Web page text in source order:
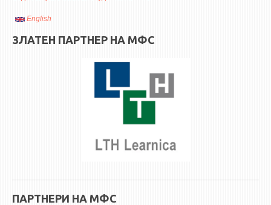
CIRASIM
ENERGET
AIR QUALITY MODELLING
ЗАВРШНИ СМЕТКИ
English
ЗЛАТЕН ПАРТНЕР НА МФС
ПАРТНЕРИ НА МФС